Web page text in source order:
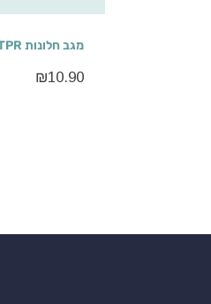
מגב חלונות TPR
₪10.90